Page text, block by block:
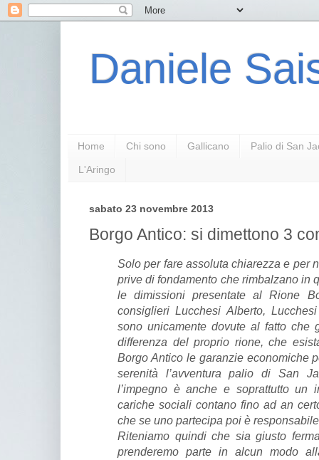
Daniele
Home Chi sono Gallicano Palio di San
L'Aringo
sabato 23 novembre 2013
Borgo Antico: si dimettono 3
Solo per fare assoluta chiarezza e per
prive di fondamento che rimbalzano in
le dimissioni presentate al Rione
consiglieri Lucchesi Alberto,
sono unicamente dovute al fatto che
differenza del proprio rione, che
Borgo Antico le garanzie economiche
serenità l’avventura palio di San
l’impegno è anche e soprattutto un
cariche sociali contano fino ad an
che se uno partecipa poi è
Riteniamo quindi che sia giusto
prenderemo parte in alcun modo